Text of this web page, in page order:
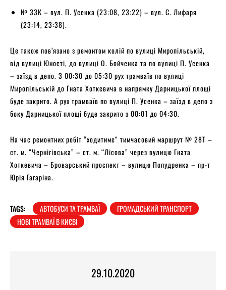
№ 33К – вул. П. Усенка (23:08, 23:22) – вул. С. Лифаря
(23:14, 23:38).
Це також пов’язано з ремонтом колій по вулиці Миропільській,
від вулиці Юності, до вулиці О. Бойченка та по вулиці П. Усенка
– заїзд в депо. З 00:30 до 05:30 рух трамваїв по вулиці
Миропільській до Гната Хоткевича в напрямку Дарницької площі
буде закрито. А рух трамваїв по вулиці П. Усенка – заїзд в депо з
боку Дарницької площі буде закрито з 00:01 до 04:30.
На час ремонтних робіт “ходитиме” тимчасовий маршрут № 28Т –
ст. м. “Чернігівська” – ст. м. “Лісова” через вулицю Гната
Хоткевича – Броварський проспект – вулицю Попудренка – пр-т
Юрія Гагаріна.
TAGS: АВТОБУСИ ТА ТРАМВАЇ
ГРОМАДСЬКИЙ ТРАНСПОРТ
НОВІ ТРАМВАЇ В КИЄВІ
29.10.2020